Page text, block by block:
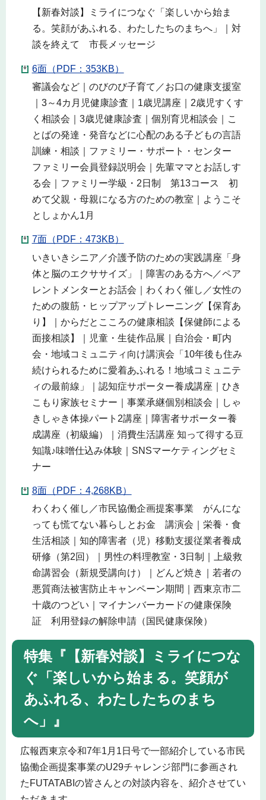
【新春対談】ミライにつなぐ「楽しいから始ま
る。笑顔があふれる、わたしたちのまちへ」｜対
談を終えて 市長メッセージ
6面（PDF：353KB）
審議会など｜のびのび子育て／お口の健康支援室
｜3～4カ月児健康診査｜1歳児講座｜2歳児すくす
く相談会｜3歳児健康診査｜個別育児相談会｜こ
とばの発達・発音などに心配のある子どもの言語
訓練・相談｜ファミリー・サポート・センター
ファミリー会員登録説明会｜先輩ママとお話しす
る会｜ファミリー学級・2日制 第13コース 初
めて父親・母親になる方のための教室｜ようこそ
としょかん1月
7面（PDF：473KB）
いきいきシニア／介護予防のための実践講座「身
体と脳のエクササイズ」｜障害のある方へ／ペア
レントメンターとお話会｜わくわく催し／女性の
ための腹筋・ヒップアップトレーニング【保育あ
り】｜からだとこころの健康相談【保健師による
面接相談】｜児童・生徒作品展｜自治会・町内
会・地域コミュニティ向け講演会「10年後も住み
続けられるために愛着あふれる！地域コミュニテ
ィの最前線」｜認知症サポーター養成講座｜ひき
こもり家族セミナー｜事業承継個別相談会｜しゃ
きしゃき体操パート2講座｜障害者サポーター養
成講座（初級編）｜消費生活講座 知って得する豆
知識♪味噌仕込み体験｜SNSマーケティングセミ
ナー
8面（PDF：4,268KB）
わくわく催し／市民協働企画提案事業 がんにな
っても慌てない暮らしとお金 講演会｜栄養・食
生活相談｜知的障害者（児）移動支援従業者養成
研修（第2回）｜男性の料理教室・3日制｜上級救
命講習会（新規受講向け）｜どんど焼き｜若者の
悪質商法被害防止キャンペーン期間｜西東京市二
十歳のつどい｜マイナンバーカードの健康保険
証 利用登録の解除申請（国民健康保険）
特集『【新春対談】ミライにつな
ぐ「楽しいから始まる。笑顔が
あふれる、わたしたちのまち
へ」』
広報西東京令和7年1月1日号で一部紹介している市民
協働企画提案事業のU29チャレンジ部門に参画され
たFUTATABIの皆さんとの対談内容を、紹介させてい